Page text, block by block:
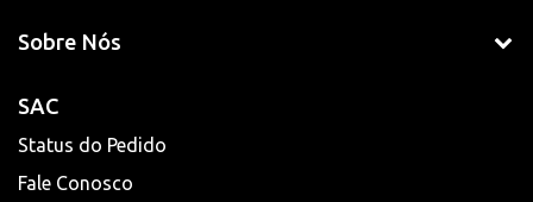
Sobre Nós
SAC
Status do Pedido
Fale Conosco